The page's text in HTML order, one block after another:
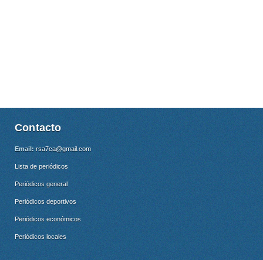
Contacto
Email: rsa7ca@gmail.com
Lista de periódicos
Periódicos general
Periódicos deportivos
Periódicos económicos
Periódicos locales